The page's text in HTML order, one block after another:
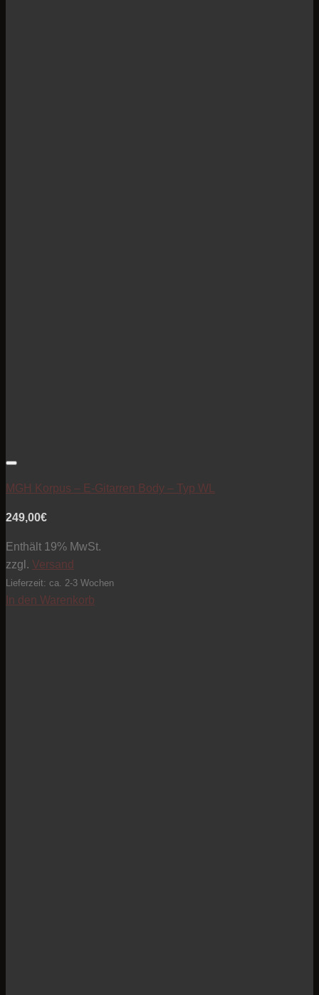
MGH Korpus – E-Gitarren Body – Typ WL
249,00€
Enthält 19% MwSt.
zzgl. Versand
Lieferzeit: ca. 2-3 Wochen
In den Warenkorb